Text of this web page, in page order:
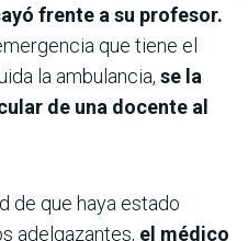
frente a su profesor.
que tiene el
la ambulancia, se la
de una docente al
de que haya estado
adelgazantes, el médico